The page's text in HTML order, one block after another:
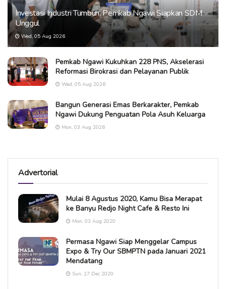
Investasi Industri Tumbuh, Pemkab Ngawi Siapkan SDM
Unggul
Wed, 05 Aug 2026
Pemkab Ngawi Kukuhkan 228 PNS, Akselerasi
Reformasi Birokrasi dan Pelayanan Publik
Wed, 05 Aug 2026
Bangun Generasi Emas Berkarakter, Pemkab
Ngawi Dukung Penguatan Pola Asuh Keluarga
Mon, 03 Aug 2026
Advertorial
Mulai 8 Agustus 2020, Kamu Bisa Merapat
ke Banyu Redjo Night Cafe & Resto Ini
Mon, 03 Aug 2020
Permasa Ngawi Siap Menggelar Campus
Expo & Try Our SBMPTN pada Januari 2021
Mendatang
Sun, 27 Dec 2020